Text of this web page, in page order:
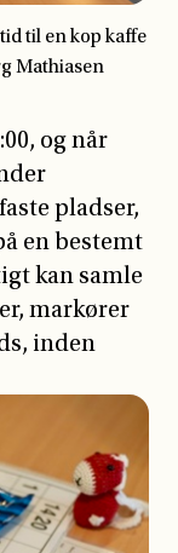
og når
pladser,
en bestemt
kan samle
markører
inden